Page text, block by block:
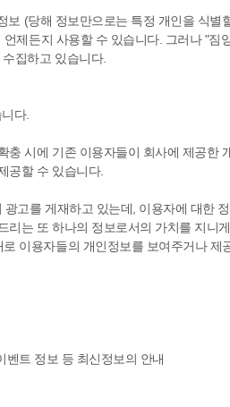
(당해 정보만으로는 특정 개인을 식별
제든지 사용할 수 있습니다. 그러나 "짐
집하고 있습니다.
다.
충 시에 기존 이용자들이 회사에 제공한
공할 수 있습니다.
고를 게재하고 있는데, 이용자에 대한
는 또 하나의 정보로서의 가치를 지니
이용자들의 개인정보를 보여주거나 제
트 정보 등 최신정보의 안내